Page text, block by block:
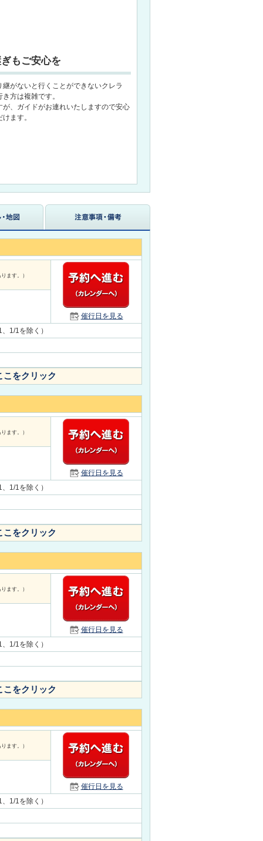
もご安心を
がないと行くことができないクレラ
方は複雑です。
、ガイドがお連れいたしますので安心
ます。
ます。）
催行日を見る
1/1を除く）
をクリック
ます。）
催行日を見る
1/1を除く）
をクリック
ます。）
催行日を見る
1/1を除く）
をクリック
ます。）
催行日を見る
1/1を除く）